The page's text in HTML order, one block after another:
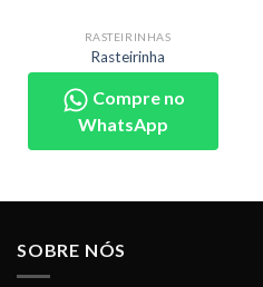
RASTEIRINHAS
Rasteirinha
Compre no
WhatsApp
SOBRE NÓS